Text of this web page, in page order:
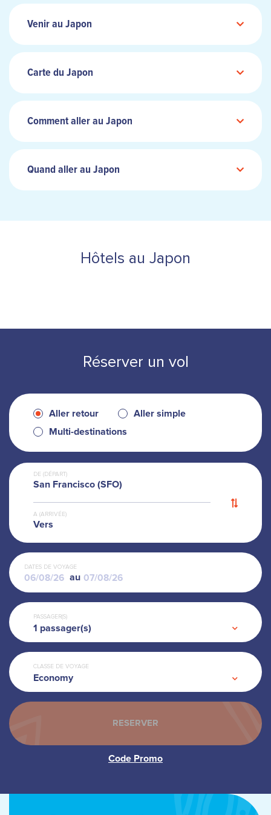
Venir au Japon
Carte du Japon
Comment aller au Japon
Quand aller au Japon
Hôtels au Japon
Réserver un vol
Aller retour
Aller simple
Multi-destinations
DE (DÉPART)
San Francisco (SFO)
A (ARRIVÉE)
Vers
DATES DE VOYAGE
au
PASSAGER(S)
1 passager(s)
CLASSE DE VOYAGE
Economy